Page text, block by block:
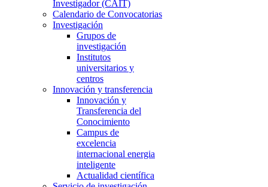
Investigador (CAIT)
Calendario de Convocatorias
Investigación
Grupos de
investigación
Institutos
universitarios y
centros
Innovación y transferencia
Innovación y
Transferencia del
Conocimiento
Campus de
excelencia
internacional energia
inteligente
Actualidad científica